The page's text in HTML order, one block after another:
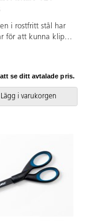
i rostfritt stål har
för att kunna klippa
och rörelsemönster.
Passar från 12 år.
se ditt avtalade pris.
Lägg i varukorgen